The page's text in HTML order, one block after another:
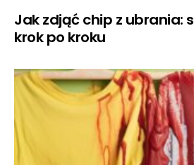
Jak zdjąć chip z ubrania:
krok po kroku